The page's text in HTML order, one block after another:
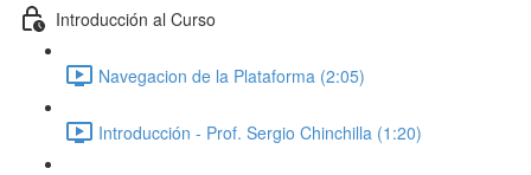
Introducción al Curso
Navegacion de la Plataforma (2:05)
Introducción - Prof. Sergio Chinchilla (1:20)